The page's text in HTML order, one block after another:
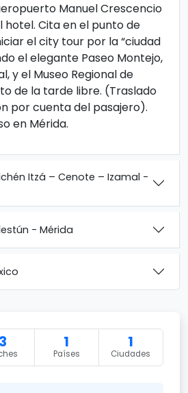
Manuel Crescencio
hotel. Cita en el punto de
el city tour por la “ciudad
el elegante Paseo Montejo,
y el Museo Regional de
de la tarde libre. (Traslado
por cuenta del pasajero).
en Mérida.
Itzá – Cenote – Izamal -
- Mérida
3 1
Países
1
Ciudades